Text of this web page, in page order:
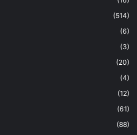
(514)
(6)
(3)
(20)
(4)
(12)
(61)
(88)